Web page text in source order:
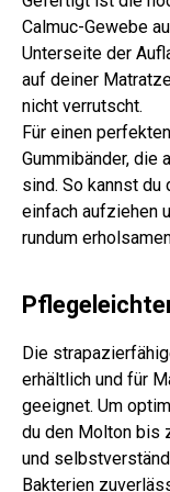
Calmuc-Gewebe
Unterseite der
auf deiner
nicht verrutscht.
Für einen
Gummibänder, die
sind. So kannst du
einfach aufziehen
rundum
Die
erhältlich und für
geeignet. Um
du den Molton bis
und
Bakterien